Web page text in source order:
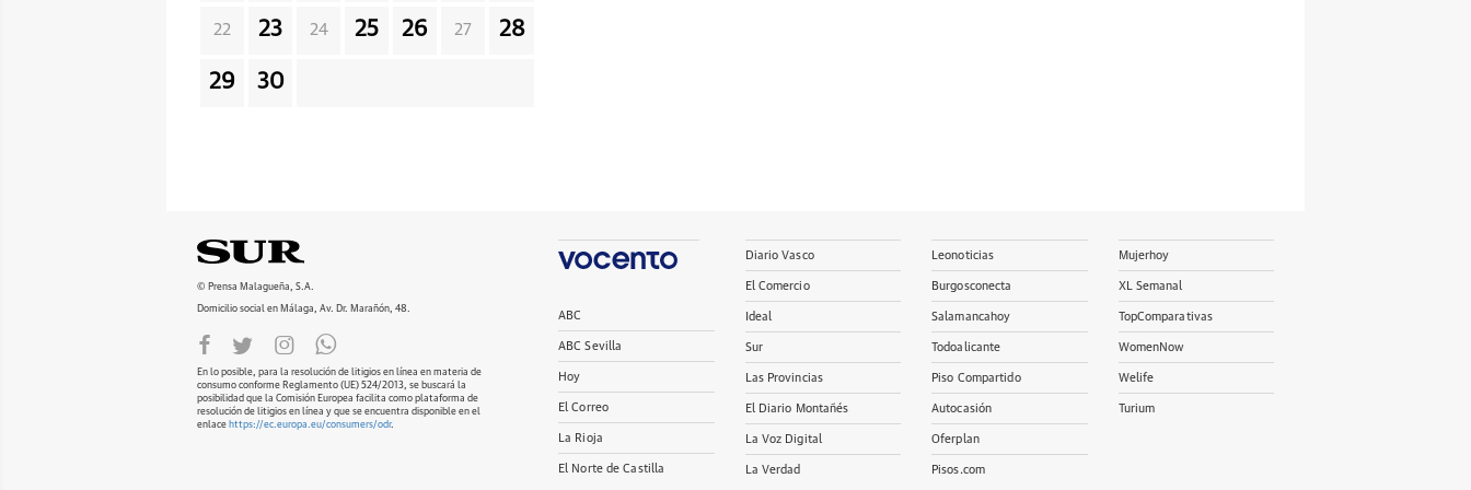
22 23 24 25 26 27 28
29 30
© Prensa Malagueña, S.A.
Domicilio social en Málaga, Av. Dr. Marañón, 48.
En lo posible, para la resolución de litigios en línea en materia de
consumo conforme Reglamento (UE) 524/2013, se buscará la
posibilidad que la Comisión Europea facilita como plataforma de
resolución de litigios en línea y que se encuentra disponible en el
enlace https://ec.europa.eu/consumers/odr.
ABC
ABC Sevilla
Hoy
El Correo
La Rioja
El Norte de Castilla
Diario Vasco
El Comercio
Ideal
Sur
Las Provincias
El Diario Montañés
La Voz Digital
La Verdad
Leonoticias
Burgosconecta
Salamancahoy
Todoalicante
Piso Compartido
Autocasión
Oferplan
Pisos.com
Mujerhoy
XL Semanal
TopComparativas
WomenNow
Welife
Turium